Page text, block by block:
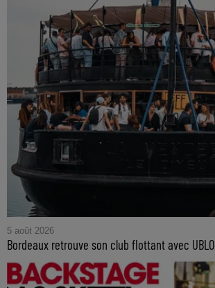
5 août 2026
Bordeaux retrouve son club flottant avec UBLO